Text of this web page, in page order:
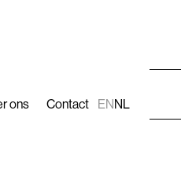
ons Contact ENNL